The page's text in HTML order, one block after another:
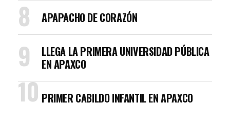
APAPACHO DE CORAZÓN
LLEGA LA PRIMERA UNIVERSIDAD PÚBLICA
EN APAXCO
PRIMER CABILDO INFANTIL EN APAXCO